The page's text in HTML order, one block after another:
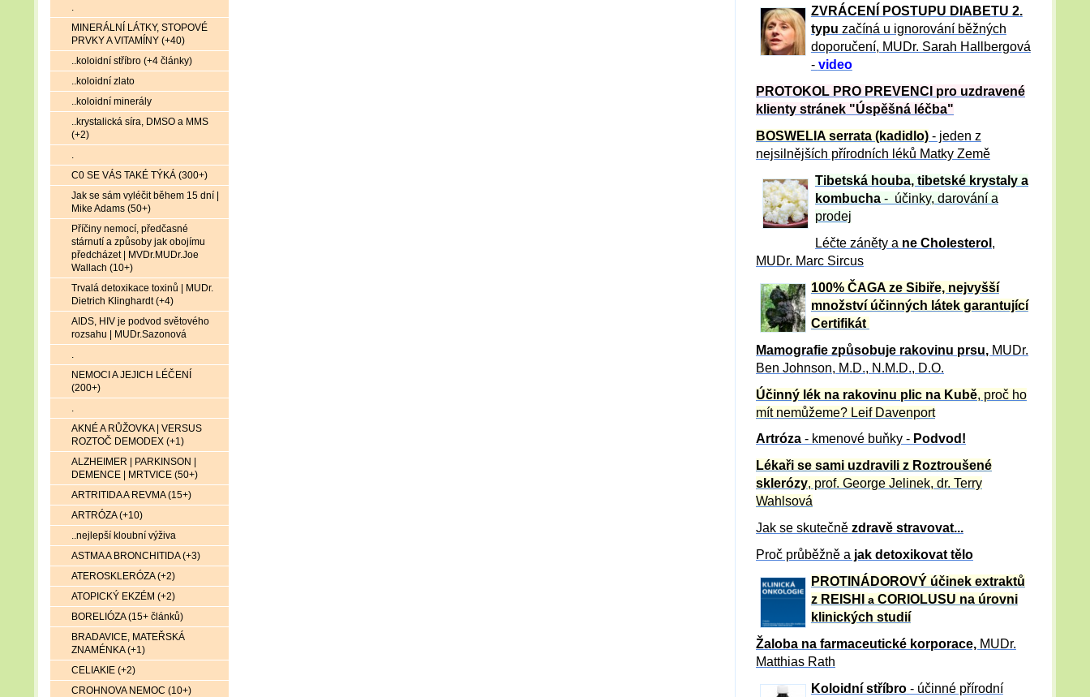
ZVRÁCE NÍ POSTUPU DIABETU 2.
typu začíná u ignorování běžných
doporučení, MUDr. Sarah Hallbergová
- video
PROTOKOL PRO PREVENCI pro uzdravené
klienty stránek "Úspěšná léčba"
BOSWELIA serrata (kadidlo) - jeden z
nejsilnějších přírodních léků Matky Země
Tibetská houba, tibetské krystaly a
kombucha - účinky, darování a
prodej
Léčte záněty a ne Cholesterol ,
MUDr. Marc Sircus
100% ČAGA ze Sibiře, nejvyšší
množství účinných látek garantující
Certifikát
Mamografie způsobuje rakovinu prsu, MUDr.
Ben Johnson, M.D., N.M.D., D.O.
Účinný lék na rakovinu plic na Kubě, proč ho
mít nemůžeme? Leif Davenport
Artróza - kmenové buňky - Podvod!
Lékaři se sami uzdravili z Roztroušené
sklerózy, prof. George Jelinek, dr. Terry
Wahlsová
Jak se skutečně zdravě stravovat...
Proč průběžně a jak detoxikovat tělo
PROTINÁDOROVÝ účinek extraktů
z REISHI a CORIOLUSU na úrovni
klinických studií
Žaloba na farmaceutické korporace, MUDr.
Matthias Rath
Koloidní stříbro- účinné přírodní
.
MINERÁLNÍ LÁTKY, STOPOVÉ
PRVKY A VITAMÍNY (+40)
..koloidní stříbro (+4 články)
..koloidní zlato
..koloidní minerály
..krystalická síra, DMSO a MMS
(+2)
.
C0 SE VÁS TAKÉ TÝKÁ (300+)
Jak se sám vyléčit během 15 dní |
Mike Adams (50+)
Příčiny nemocí, předčasné
stárnutí a způsoby jak obojímu
předcházet | MVDr.MUDr.Joe
Wallach (10+)
Trvalá detoxikace toxinů | MUDr.
Dietrich Klinghardt (+4)
AIDS, HIV je podvod světového
rozsahu | MUDr.Sazonová
.
NEMOCI A JEJICH LÉČENÍ
(200+)
.
AKNÉ A RŮŽOVKA | VERSUS
ROZTOČ DEMODEX (+1)
ALZHEIMER | PARKINSON |
DEMENCE | MRTVICE (50+)
ARTRITIDA A REVMA (15+)
ARTRÓZA (+10)
..nejlepší kloubní výživa
ASTMA A BRONCHITIDA (+3)
ATEROSKLERÓZA (+2)
ATOPICKÝ EKZÉM (+2)
BORELIÓZA (15+ článků)
BRADAVICE, MATEŘSKÁ
ZNAMÉNKA (+1)
CELIAKIE (+2)
CROHNOVA NEMOC (10+)